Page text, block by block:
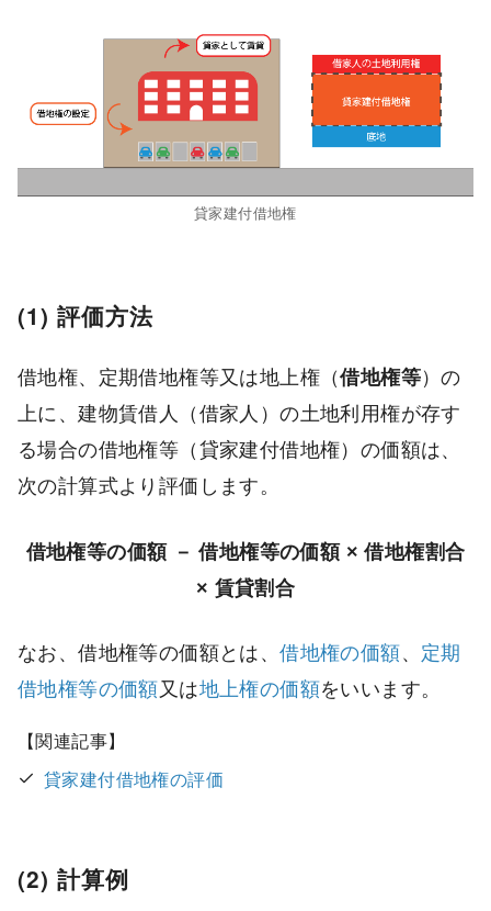
貸家建付借地権
(1) 評価方法
借地権、定期借地権等又は地上権（借地権等）の
上に、建物賃借人（借家人）の土地利用権が存す
る場合の借地権等（貸家建付借地権）の価額は、
次の計算式より評価します。
借地権等の価額 － 借地権等の価額 × 借地権割合
× 賃貸割合
なお、借地権等の価額とは、借地権の価額、 定期
借地権等の価額又は地上権の価額をいいます。
貸家建付借地権の評価
(2) 計算例